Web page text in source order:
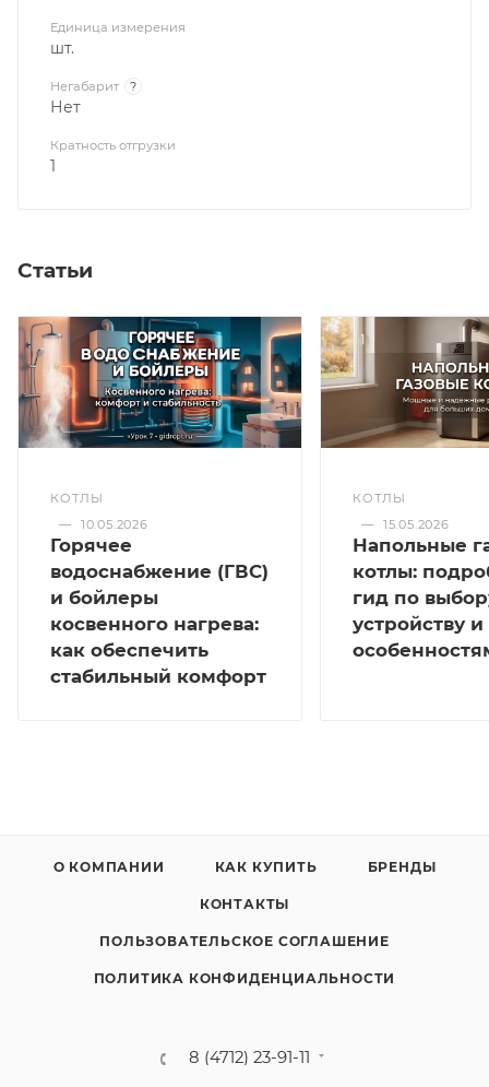
Единица измерения
шт.
Негабарит ?
Нет
Кратность отгрузки
1
Статьи
КОТЛЫ
—
10.05.2026
Горячее
водоснабжение (ГВС)
и бойлеры
косвенного нагрева:
как обеспечить
стабильный комфорт
КОТЛЫ
—
15.05.2026
Напольные
котлы:
гид по
устройству и
О КОМПАНИИ КАК КУПИТЬ БРЕНДЫ
КОНТАКТЫ
ПОЛЬЗОВАТЕЛЬСКОЕ СОГЛАШЕНИЕ
ПОЛИТИКА КОНФИДЕНЦИАЛЬНОСТИ
8 (4712) 23-91-11